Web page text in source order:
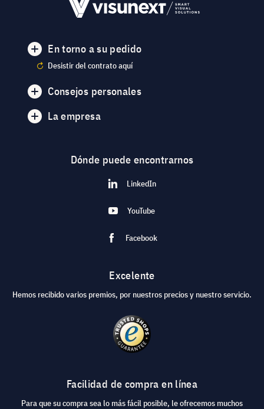
En torno a su pedido
Desistir del contrato aquí
Consejos personales
La empresa
Dónde puede encontrarnos
LinkedIn
YouTube
Facebook
Excelente
Hemos recibido varios premios, por nuestros precios y nuestro servicio.
Facilidad de compra en línea
Para que su compra sea lo más fácil posible, le ofrecemos muchos